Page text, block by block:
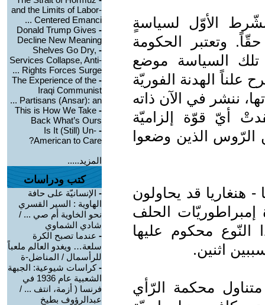
الأوّل لسياسةٍ
وتعتبر الحكومة
تلك السياسة موضع
علناً الهدنة الفوريّة
ننشر في الآن ذاته
أيّ قوّة إلزاميّة
الرّوس الذين وضعوا
هنغاريا قد يحاولون
الحلف
محكوم عليها
اثنين.
محكمة الرّأي
and the Limits of Labor-
Centered Emanci ...
-
Donald Trump Gives
Decline New Meaning
-
Shelves Go Dry,
Services Collapse, Anti-
Rights Forces Surge ...
-
The Experience of the
Iraqi Communist
Partisans (Ansar): an ...
-
This is How We Take
Back What’s Ours
-
Is It (Still) Un-
American to Care?
المزيد.....
كتب ودراسات
- الإنسانيّة على حافة
الهاوية : السير القسري
نحو الخاوية أم صي ... /
شادي الشماوي
- عندما تصبح الكرة
سلعة… ويغدو العالم ملعباً
للرأسمال / المناضل-ة
-كراسات شيوعية: الجبهة
الشعبية عام 1936 في
فرنسا ( أزمة، انتف ... /
عبدالرؤوف بطيخ